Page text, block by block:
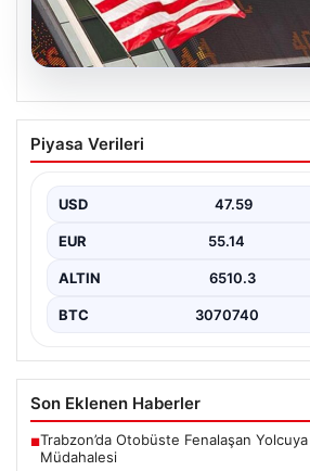
05.08.2026
FED faiz kararı ne zaman
Nisan ayı faiz beklentisi
Piyasa Verileri
USD 47.59
EUR 55.14
ALTIN 6510.3
BTC 3070740
Son Eklenen Haberler
■Trabzon’da Otobüste Fenalaşan Yolcuya
Müdahalesi